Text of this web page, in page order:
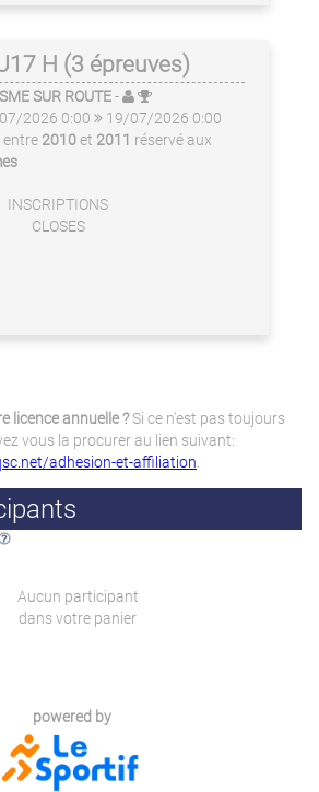
H (3 épreuves)
SUR ROUTE-
2026 0:00
19/07/2026 0:00
entre 2010et 2011 réservé aux
INSCRIPTIONS
CLOSES
licence annuelle ?Si ce n'est pas toujours
vous la procurer au lien suivant:
adhesion-et-affiliation
Aucun participant
dans votre panier
powered by